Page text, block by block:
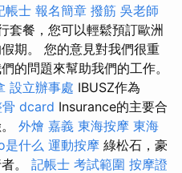
帳士 報名簡章 撥筋 吳老師
套餐，您可以輕鬆預訂歐洲
期。 您的意見對我們很重
的問題來幫助我們的工作。
設立辦事處 IBUSZ作為
骨 dcard Insurance的主要合
外燴 嘉義 東海按摩 東海
是什么 運動按摩 綠松石，豪
。 記帳士 考試範圍 按摩證